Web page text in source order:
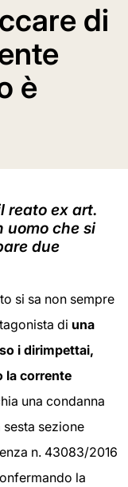
di
è
reato ex art.
uomo che si
due
si sa non sempre
di una
i dirimpettai,
la corrente
una condanna
sesta sezione
n. 43083/2016
la